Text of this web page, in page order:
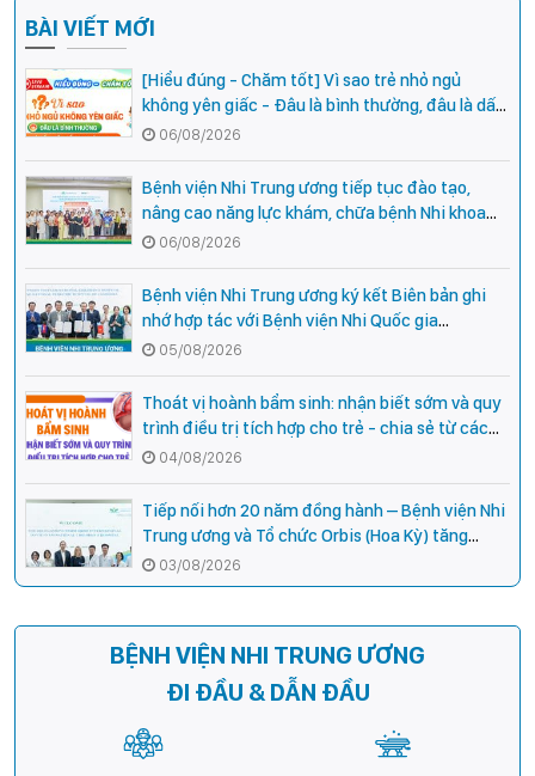
BÀI VIẾT MỚI
[Hiểu đúng - Chăm tốt] Vì sao trẻ nhỏ ngủ
không yên giấc - Đâu là bình thường, đâu là dấu
hiệu cần đi khám ngay?
06/08/2026
Bệnh viện Nhi Trung ương tiếp tục đào tạo,
nâng cao năng lực khám, chữa bệnh Nhi khoa
cho cán bộ y tế tại các tỉnh miền núi phía Bắc
06/08/2026
Bệnh viện Nhi Trung ương ký kết Biên bản ghi
nhớ hợp tác với Bệnh viện Nhi Quốc gia
Campuchia
05/08/2026
Thoát vị hoành bẩm sinh: nhận biết sớm và quy
trình điều trị tích hợp cho trẻ - chia sẻ từ các
chuyên gia hàng đầu của Bệnh Viện Nhi Trung
04/08/2026
Tiếp nối hơn 20 năm đồng hành – Bệnh viện Nhi
Trung ương và Tổ chức Orbis (Hoa Kỳ) tăng
cường hợp tác, mở rộng cơ hội bảo vệ thị lực
cho trẻ em Việt Nam
03/08/2026
BỆNH VIỆN NHI TRUNG ƯƠNG
ĐI ĐẦU & DẪN ĐẦU